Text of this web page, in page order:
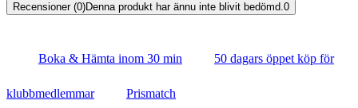
Recensioner (0)Denna produkt har ännu inte blivit bedömd.0
Boka & Hämta inom 30 min 50 dagars öppet köp för
klubbmedlemmar Prismatch